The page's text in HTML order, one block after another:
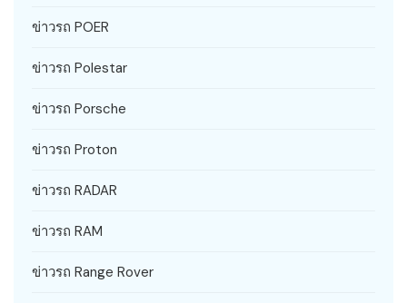
ข่าวรถ POER
ข่าวรถ Polestar
ข่าวรถ Porsche
ข่าวรถ Proton
ข่าวรถ RADAR
ข่าวรถ RAM
ข่าวรถ Range Rover